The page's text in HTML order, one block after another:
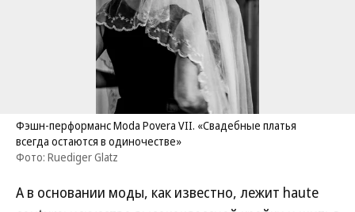
Фэшн-перформанс Moda Povera VII. «Свадебные платья
всегда остаются в одиночестве»
Фото: Ruediger Glatz
А в основании моды, как известно, лежит haute